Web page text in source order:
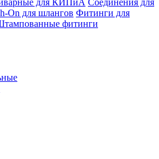
On для шлангов Фитинги для
фитинги